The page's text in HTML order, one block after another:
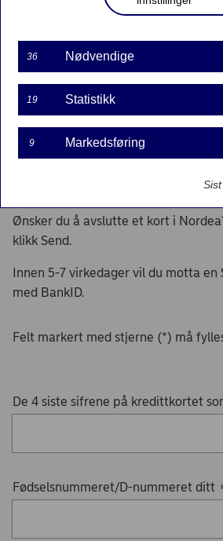
ut feltene under og sende til oss.
Dersom du avslutter et kredittkort
deg av kreditten på kortet, vil du
må betales innen forfallsdato.
Avslutte kort som ikke er i
Ønsker du å avslutte et kort i
klikk Send.
Innen 5-7 virkedager vil du motta en
med BankID.
Felt markert med stjerne (*) må
De 4 siste sifrene på kredittkortet
Fødselsnummeret/D-nummeret ditt
36 Nødvendige
19 Statistikk
9 Markedsføring